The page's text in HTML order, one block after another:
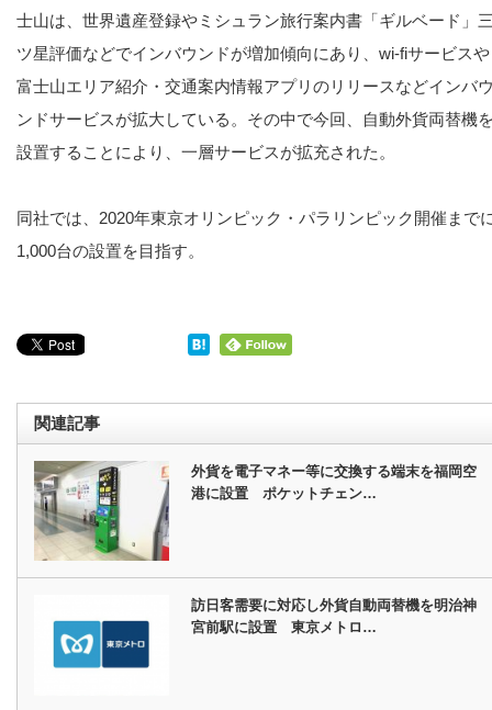
士山は、世界遺産登録やミシュラン旅行案内書「ギルベード」
ツ星評価などでインバウンドが増加傾向にあり、wi-fiサービスや
富士山エリア紹介・交通案内情報アプリのリリースなどインバ
ンドサービスが拡大している。その中で今回、自動外貨両替機
設置することにより、一層サービスが拡充された。
同社では、2020年東京オリンピック・パラリンピック開催まで
1,000台の設置を目指す。
関連記事
外貨を電子マネー等に交換する端末を福岡空
港に設置 ポケットチェン…
訪日客需要に対応し外貨自動両替機を明治神
宮前駅に設置 東京メトロ…